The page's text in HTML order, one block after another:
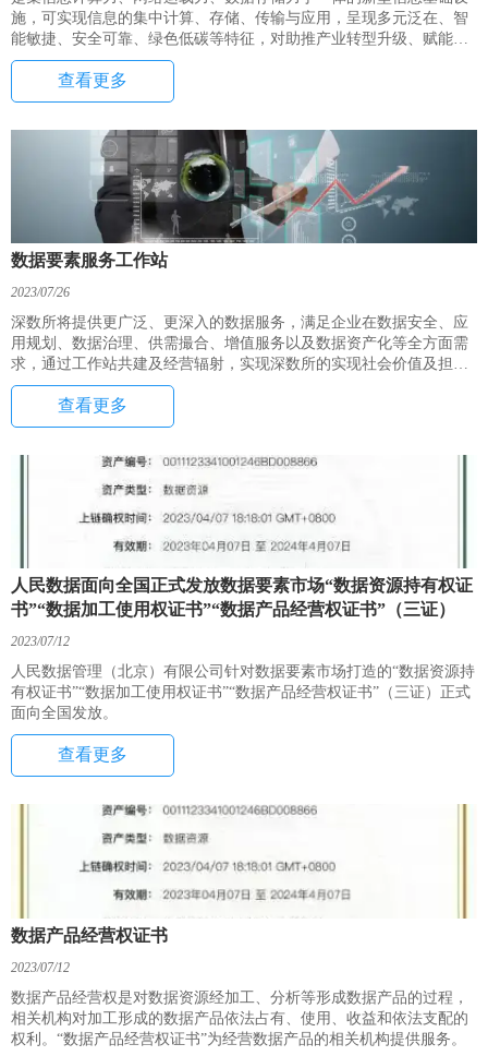
施，可实现信息的集中计算、存储、传输与应用，呈现多元泛在、智
能敏捷、安全可靠、绿色低碳等特征，对助推产业转型升级、赋能我
国科技创新、满足人民美好生活和实现社会高效能治理具有重要意
查看更多
数据要素服务工作站
2023/07/26
深数所将提供更广泛、更深入的数据服务，满足企业在数据安全、应
用规划、数据治理、供需撮合、增值服务以及数据资产化等全方面需
求，通过工作站共建及经营辐射，实现深数所的实现社会价值及担
当。
查看更多
人民数据面向全国正式发放数据要素市场“数据资源持有权证
书”“数据加工使用权证书”“数据产品经营权证书”（三证）
2023/07/12
人民数据管理（北京）有限公司针对数据要素市场打造的“数据资源持
有权证书”“数据加工使用权证书”“数据产品经营权证书”（三证）正式
面向全国发放。
查看更多
数据产品经营权证书
2023/07/12
数据产品经营权是对数据资源经加工、分析等形成数据产品的过程，
相关机构对加工形成的数据产品依法占有、使用、收益和依法支配的
权利。“数据产品经营权证书”为经营数据产品的相关机构提供服务。